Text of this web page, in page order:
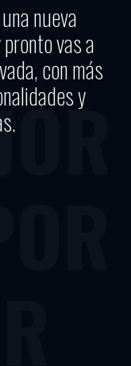
nueva
vas a
con más
y